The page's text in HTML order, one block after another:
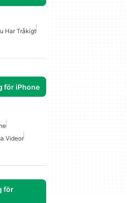
Har Tråkigt
för iPhone
Videor
för